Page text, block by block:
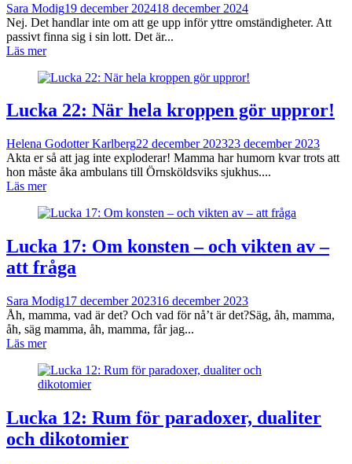
Sara Modig19 december 202418 december 2024
Nej. Det handlar inte om att ge upp inför yttre omständigheter. Att
passivt finna sig i sin lott. Det är...
Läs mer
Lucka 22: När hela kroppen gör uppror!
Helena Godotter Karlberg22 december 202323 december 2023
Akta er så att jag inte exploderar! Mamma har humorn kvar trots att
hon måste åka ambulans till Örnsköldsviks sjukhus....
Läs mer
Lucka 17: Om konsten – och vikten av –
att fråga
Sara Modig17 december 202316 december 2023
Åh, mamma, vad är det? Och vad för nå’t är det?Säg, åh, mamma,
åh, säg mamma, åh, mamma, får jag...
Läs mer
Lucka 12: Rum för paradoxer, dualiter
och dikotomier